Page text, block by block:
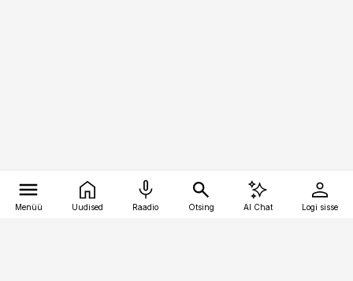
Menüü Uudised Raadio Otsing AI Chat Logi sisse